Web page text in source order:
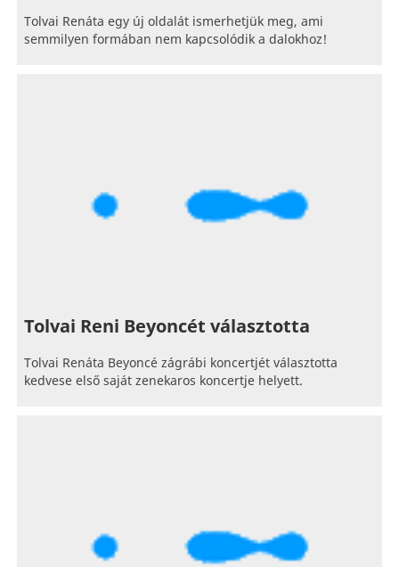
Tolvai Renáta egy új oldalát ismerhetjük meg, ami
semmilyen formában nem kapcsolódik a dalokhoz!
Tolvai Reni Beyoncét választotta
Tolvai Renáta Beyoncé zágrábi koncertjét választotta
kedvese első saját zenekaros koncertje helyett.